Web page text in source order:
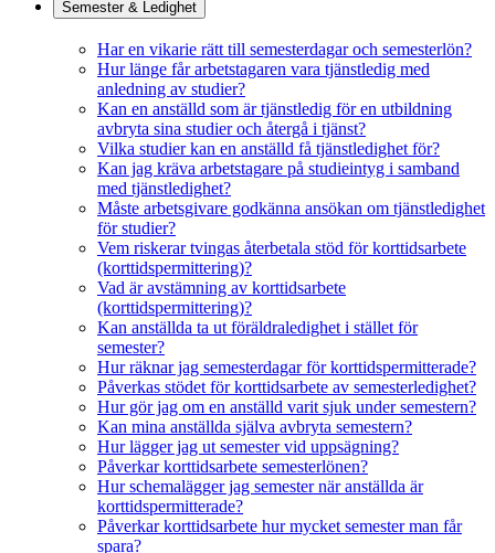
Semester & Ledighet
Har en vikarie rätt till semesterdagar och semesterlön?
Hur länge får arbetstagaren vara tjänstledig med
anledning av studier?
Kan en anställd som är tjänstledig för en utbildning
avbryta sina studier och återgå i tjänst?
Vilka studier kan en anställd få tjänstledighet för?
Kan jag kräva arbetstagare på studieintyg i samband
med tjänstledighet?
Måste arbetsgivare godkänna ansökan om tjänstledighet
för studier?
Vem riskerar tvingas återbetala stöd för korttidsarbete
(korttidspermittering)?
Vad är avstämning av korttidsarbete
(korttidspermittering)?
Kan anställda ta ut föräldraledighet i stället för
semester?
Hur räknar jag semesterdagar för korttidspermitterade?
Påverkas stödet för korttidsarbete av semesterledighet?
Hur gör jag om en anställd varit sjuk under semestern?
Kan mina anställda själva avbryta semestern?
Hur lägger jag ut semester vid uppsägning?
Påverkar korttidsarbete semesterlönen?
Hur schemalägger jag semester när anställda är
korttidspermitterade?
Påverkar korttidsarbete hur mycket semester man får
spara?